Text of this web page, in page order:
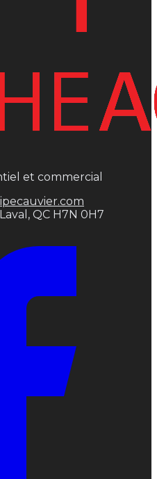
et commercial
QC H7N 0H7